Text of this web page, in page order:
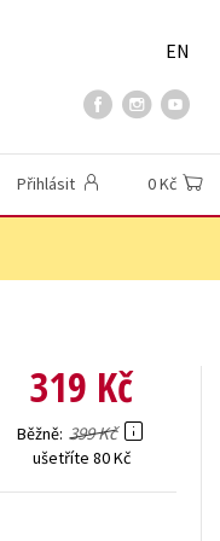
EN
Přihlásit 0 Kč
319 Kč
Běžně 399 Kč
ušetříte 80 Kč